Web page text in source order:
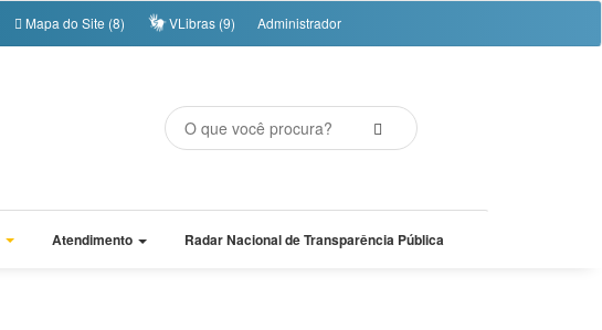
Mapa do Site (8) VLibras (9) Administrador
Atendimento Radar Nacional de Transparência Pública